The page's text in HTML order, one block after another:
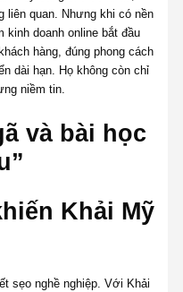
liên quan. Nhưng khi có nền
doanh online bắt đầu
hàng, đúng phong cách
dài hạn. Họ không còn chỉ
niềm tin.
và bài học
Khải Mỹ
sẹo nghề nghiệp. Với Khải